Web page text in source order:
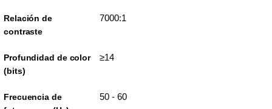
Relación de
contraste
7000:1
Profundidad de color
(bits)
≥14
Frecuencia de
50 - 60